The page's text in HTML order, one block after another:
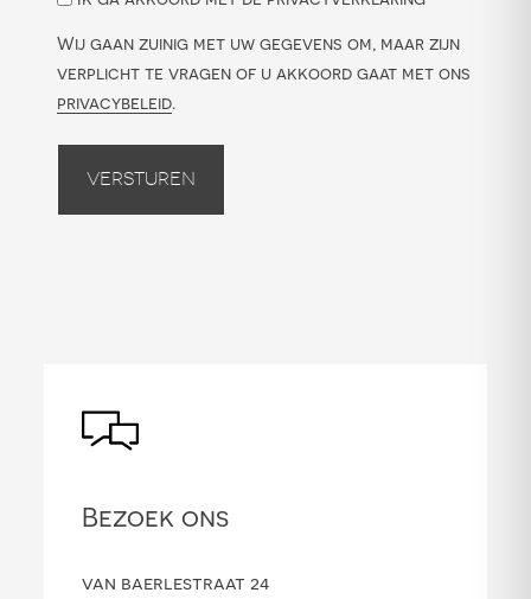
Wij gaan zuinig met uw gegevens om, maar zijn
verplicht te vragen of u akkoord gaat met ons
privacybeleid.
Versturen
Bezoek ons
van baerlestraat 24